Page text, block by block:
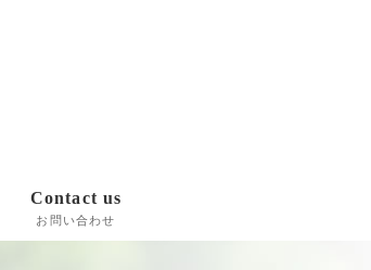
Contact us
お問い合わせ